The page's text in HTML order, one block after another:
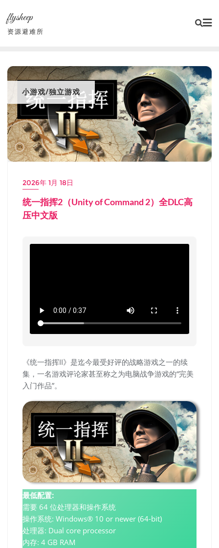
content
flysheep
资源避难所
小游戏/独立游戏
2026年 1月 18日
统一指挥2（Unity of Command 2）全DLC高
压中文版
《统一指挥II》是迄今最受好评的战略游戏之一的续
集，一名游戏评论家甚至称之为电脑战争游戏的“完美
入门作品”。
最低配置:
需要 64 位处理器和操作系统
操作系统: Windows® 10 or newer (64-bit)
处理器: Dual core processor
内存: 4 GB RAM